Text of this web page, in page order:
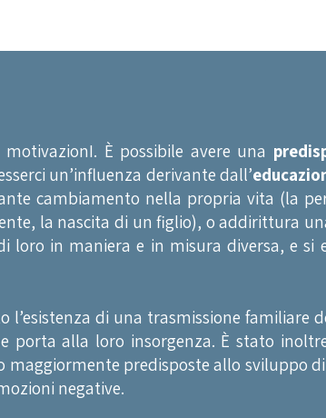
È possibile avere una
un’influenza derivante dall’
cambiamento nella propria vita (la
la nascita di un figlio), o addirittura
loro in maniera e in misura diversa, e si
l’esistenza di una trasmissione familiare
porta alla loro insorgenza. È stato
maggiormente predisposte allo sviluppo
negative.